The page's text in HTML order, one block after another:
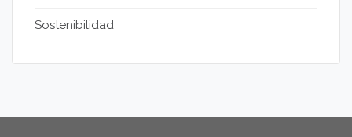
Sostenibilidad